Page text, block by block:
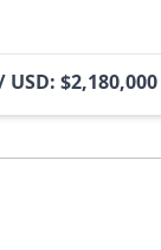
USD: $2,180,000